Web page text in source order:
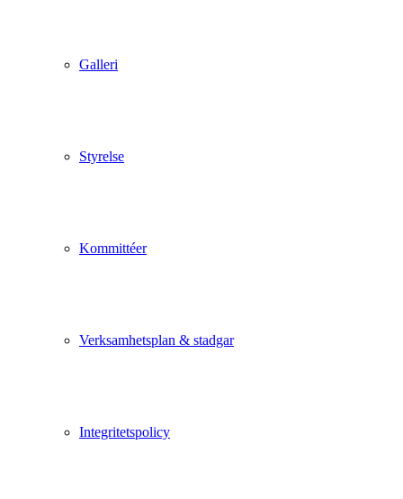
Galleri
Styrelse
Kommittéer
Verksamhetsplan & stadgar
Integritetspolicy